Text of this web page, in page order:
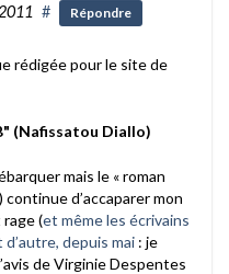
# Répondre
rédigée pour le site de
(Nafissatou Diallo)
mais le « roman
d’accaparer mon
(et même les écrivains
depuis mai : je
de Virginie Despentes